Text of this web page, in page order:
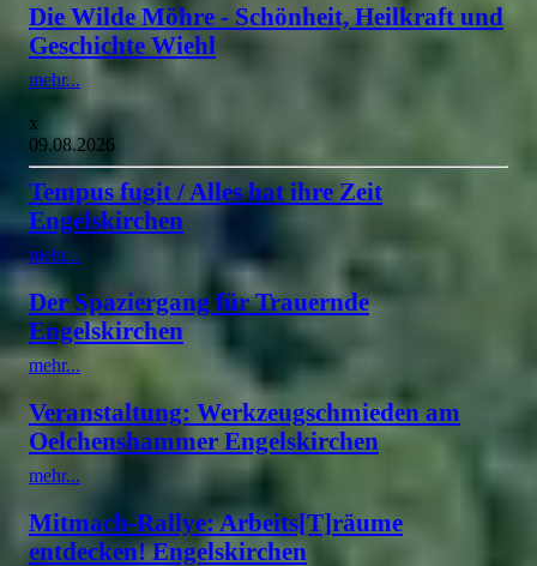
Die Wilde Möhre - Schönheit, Heilkraft und
Geschichte Wiehl
mehr...
x
09.08.2026
Tempus fugit / Alles hat ihre Zeit
Engelskirchen
mehr...
Der Spaziergang für Trauernde
Engelskirchen
mehr...
Veranstaltung: Werkzeugschmieden am
Oelchenshammer Engelskirchen
mehr...
Mitmach-Rallye: Arbeits[T]räume
entdecken! Engelskirchen